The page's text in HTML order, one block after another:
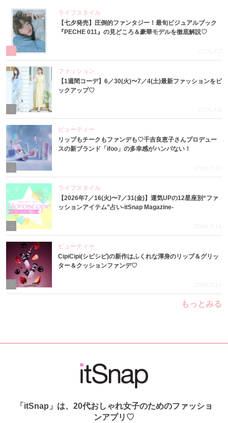
ライフスタイル
【七夕発売】圧倒的ファンタジー！最旬ビジュアルブック
『PECHE 011』の見どころ＆豪華モデルを徹底解説♡
2026.7.7
ファッション
【1週間コーデ】6／30(火)〜7／4(土)最新ファッションをピ
ックアップ♡
2026.7.8
3
ビューティー
リップもチークもファンデも♡千吉良恵子さんプロデュー
スの新ブランド「ifoo」の多幸感がハンパない！
2026.7.10
ライフスタイル
【2026年7／16(火)〜7／31(金)】運気UPの12星座別“ファ
ッションアイテム”占い-itSnap Magazine-
2026.7.16
ビューティー
CipiCipi(シピシピ)の新作はふくれな渾身のリップ＆グリッ
ター＆クッションファンデ♡
2026.7.14
もっとみる
「itSnap」は、20代おしゃれ女子のためのファッショ
ンアプリ♡